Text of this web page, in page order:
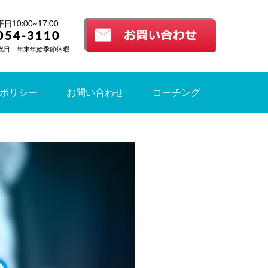
日10:00~17:00
3110
日 年末年始季節休暇
リシー お問い合わせ コーチング